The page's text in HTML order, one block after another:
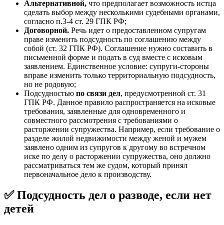
Альтернативной, что предполагает возможность истца
сделать выбор между несколькими судебными органами,
согласно п.3-4 ст. 29 ГПК РФ;
Договорной. Речь идет о предоставленном супругам
праве изменить подсудность по соглашению между
собой (ст. 32 ГПК РФ). Соглашение нужно составить в
письменной форме и подать в суд вместе с исковым
заявлением. Единственное условие: супруги-стороны
вправе изменить только территориальную подсудность,
но не родовую;
Подсудностью по связи дел, предусмотренной ст. 31
ГПК РФ. Данное правило распространяется на исковые
требования, заявленные для одновременного и
совместного рассмотрения с требованиями о
расторжении супружества. Например, если требование о
разделе жилой недвижимости между женой и мужем
заявлено одним из супругов к другому во встречном
иске по делу о расторжении супружества, оно должно
рассматриваться тем же судом, который принял
первоначальное дело к производству.
✅ Подсудность дел о разводе, если нет
детей